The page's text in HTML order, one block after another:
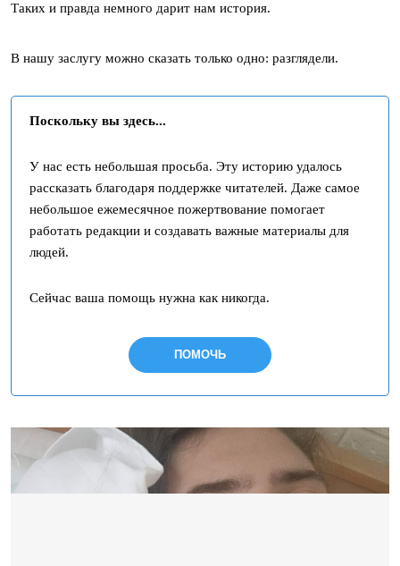
Таких и правда немного дарит нам история.
В нашу заслугу можно сказать только одно: разглядели.
Поскольку вы здесь...
У нас есть небольшая просьба. Эту историю удалось
рассказать благодаря поддержке читателей. Даже самое
небольшое ежемесячное пожертвование помогает
работать редакции и создавать важные материалы для
людей.
Сейчас ваша помощь нужна как никогда.
ПОМОЧЬ